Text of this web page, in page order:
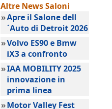
Altre NewsSaloni
»Apre il Salone dell
´Auto di Detroit 2026
»Volvo ES90 e Bmw
iX3 a confronto
»IAA MOBILITY 2025
innovazione in
prima linea
»Motor Valley Fest